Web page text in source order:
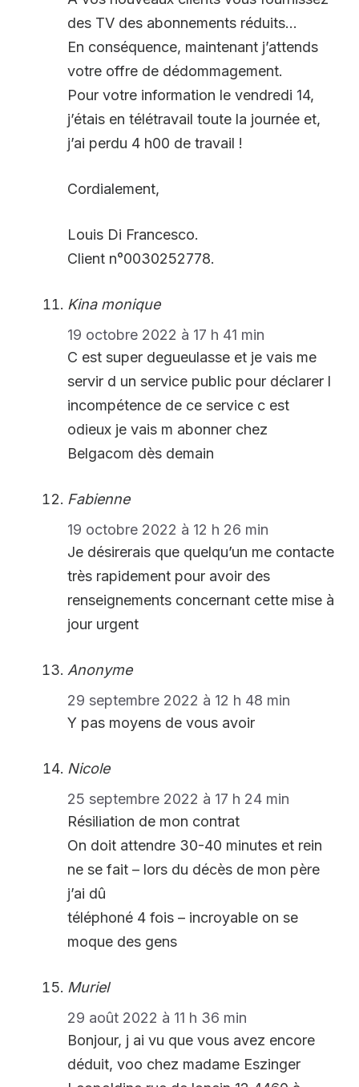
des TV des abonnements réduits…
En conséquence, maintenant j’attends
votre offre de dédommagement.
Pour votre information le vendredi 14,
j’étais en télétravail toute la journée et,
j’ai perdu 4 h00 de travail !
Cordialement,
Louis Di Francesco.
Client n°0030252778.
Kina monique
19 octobre 2022 à 17 h 41 min
C est super degueulasse et je vais me
servir d un service public pour déclarer l
incompétence de ce service c est
odieux je vais m abonner chez
Belgacom dès demain
Fabienne
19 octobre 2022 à 12 h 26 min
Je désirerais que quelqu’un me contacte
très rapidement pour avoir des
renseignements concernant cette mise à
jour urgent
Anonyme
29 septembre 2022 à 12 h 48 min
Y pas moyens de vous avoir
Nicole
25 septembre 2022 à 17 h 24 min
Résiliation de mon contrat
On doit attendre 30-40 minutes et rein
ne se fait – lors du décès de mon père
j’ai dû
téléphoné 4 fois – incroyable on se
moque des gens
Muriel
29 août 2022 à 11 h 36 min
Bonjour, j ai vu que vous avez encore
déduit, voo chez madame Eszinger